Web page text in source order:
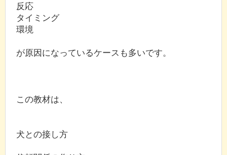
反応
タイミング
環境
が原因になっているケースも多いです。
この教材は、
犬との接し方